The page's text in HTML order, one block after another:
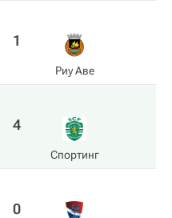
1
Риу Аве
4
Спортинг
0